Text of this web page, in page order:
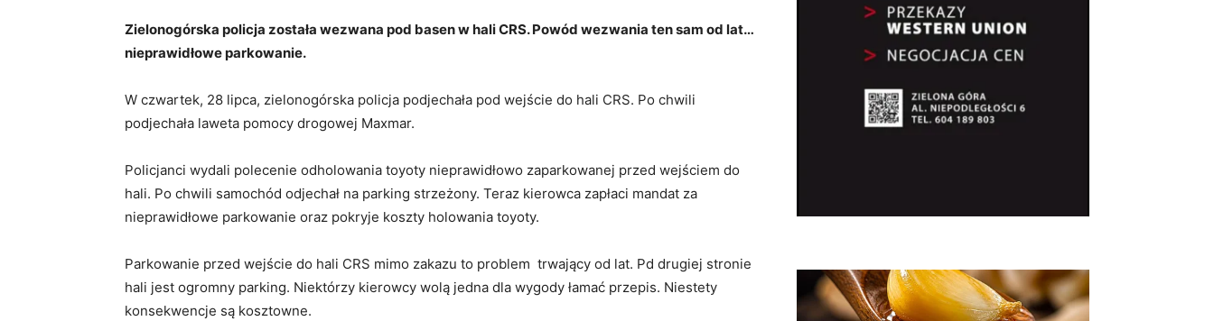
Zielonogórska policja została wezwana pod basen w hali CRS. Powód wezwania ten sam od lat…
nieprawidłowe parkowanie.
W czwartek, 28 lipca, zielonogórska policja podjechała pod wejście do hali CRS. Po chwili
podjechała laweta pomocy drogowej Maxmar.
Policjanci wydali polecenie odholowania toyoty nieprawidłowo zaparkowanej przed wejściem do
hali. Po chwili samochód odjechał na parking strzeżony. Teraz kierowca zapłaci mandat za
nieprawidłowe parkowanie oraz pokryje koszty holowania toyoty.
Parkowanie przed wejście do hali CRS mimo zakazu to problem trwający od lat. Pd drugiej stronie
hali jest ogromny parking. Niektórzy kierowcy wolą jedna dla wygody łamać przepis. Niestety
konsekwencje są kosztowne.